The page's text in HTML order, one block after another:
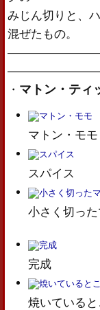
みじん切りと、
混ぜたもの。
・ マトン・ティ
マトン・モモ
スパイス
小さく切っ
完成
焼いていると